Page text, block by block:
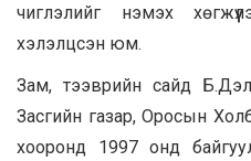
чиглэлийг нэмэх
хэлэлцсэн юм.
Зам, тээврийн сайд
Засгийн газар, Оросын
хооронд 1997 онд